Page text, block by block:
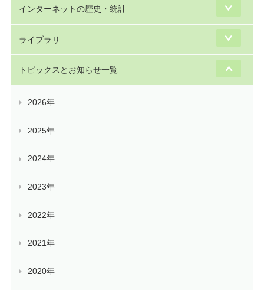
インターネットの歴史・統計
ライブラリ
トピックスとお知らせ一覧
2026年
2025年
2024年
2023年
2022年
2021年
2020年